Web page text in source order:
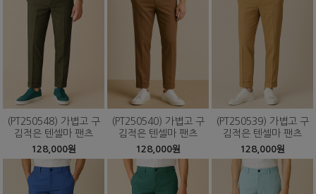
(PT250548) 가볍고 구
김적은 텐셀마 팬츠
128,000원
(PT250540) 가볍고 구
김적은 텐셀마 팬츠
128,000원
(PT250539) 가볍고 구
김적은 텐셀마 팬츠
128,000원